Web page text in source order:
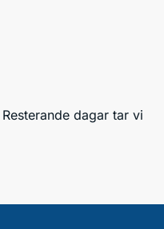
dagar tar vi